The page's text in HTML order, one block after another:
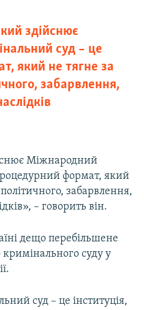
здійснює
суд – це
який не тягне за
забарвлення,
Міжнародний
формат, який
забарвлення,
– говорить він.
дещо перебільшене
суду у
суд – це інституція,